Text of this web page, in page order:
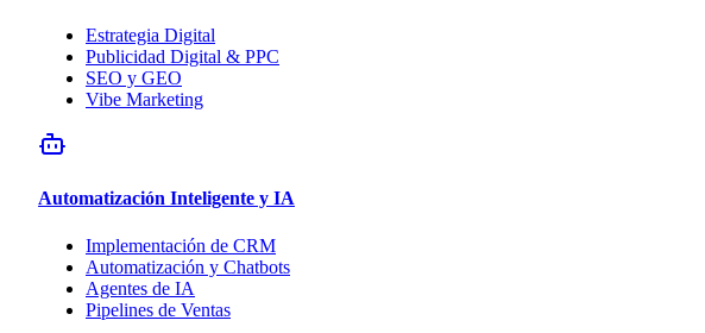
Estrategia Digital
Publicidad Digital & PPC
SEO y GEO
Vibe Marketing
Automatización Inteligente y IA
Implementación de CRM
Automatización y Chatbots
Agentes de IA
Pipelines de Ventas